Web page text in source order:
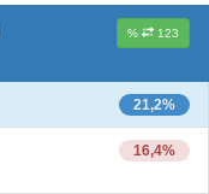
% 123
21,2%
16,4%